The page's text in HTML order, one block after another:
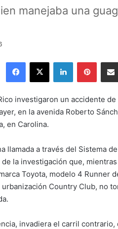
manejaba una
Facebook
X LinkedIn
investigaron un accidente
en la avenida Roberto
en Carolina.
llamada a través del Sistema
la investigación que,
Toyota, modelo 4 Runner
Country Club, no
invadiera el carril